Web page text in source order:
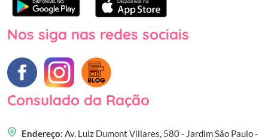
Nos siga nas redes sociais
Consulado da Ração
Endereço: Av. Luiz Dumont Villares, 580 - Jardim São Paulo -